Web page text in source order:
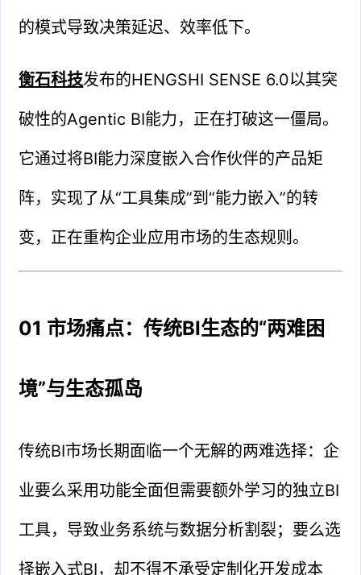
的模式导致决策延迟、效率低下。
衡石科技发布的HENGSHI SENSE 6.0以其突
破性的Agentic BI能力，正在打破这一僵局。
它通过将BI能力深度嵌入合作伙伴的产品矩
阵，实现了从“工具集成”到“能力嵌入”的转
变，正在重构企业应用市场的生态规则。
01 市场痛点：传统BI生态的“两难困
境”与生态孤岛
传统BI市场长期面临一个无解的两难选择：企
业要么采用功能全面但需要额外学习的独立BI
工具，导致业务系统与数据分析割裂；要么选
择嵌入式BI，却不得不承受定制化开发成本